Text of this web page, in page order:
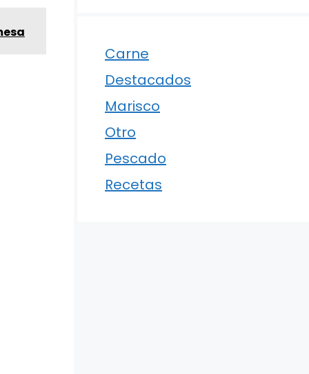
Carne
Destacados
Marisco
Otro
Pescado
Recetas